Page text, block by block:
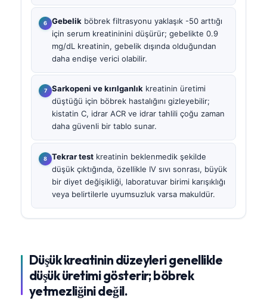
Gebelik böbrek filtrasyonu yaklaşık -50 arttığı
için serum kreatininini düşürür; gebelikte 0.9
mg/dL kreatinin, gebelik dışında olduğundan
daha endişe verici olabilir.
Sarkopeni ve kırılganlık kreatinin üretimi
düştüğü için böbrek hastalığını gizleyebilir;
kistatin C, idrar ACR ve idrar tahlili çoğu zaman
daha güvenli bir tablo sunar.
Tekrar test kreatinin beklenmedik şekilde
düşük çıktığında, özellikle IV sıvı sonrası, büyük
bir diyet değişikliği, laboratuvar birimi karışıklığı
veya belirtilerle uyumsuzluk varsa makuldür.
Düşük kreatinin düzeyleri genellikle
düşük üretimi gösterir; böbrek
yetmezliğini değil.